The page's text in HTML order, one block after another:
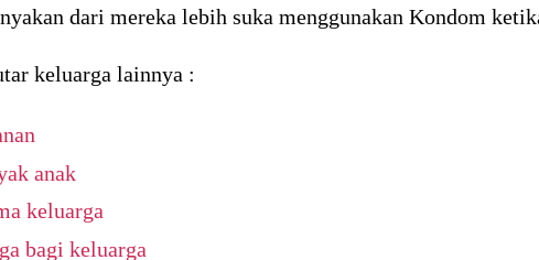
dari mereka lebih suka menggunakan Kondom
keluarga lainnya :
anak
keluarga
bagi keluarga